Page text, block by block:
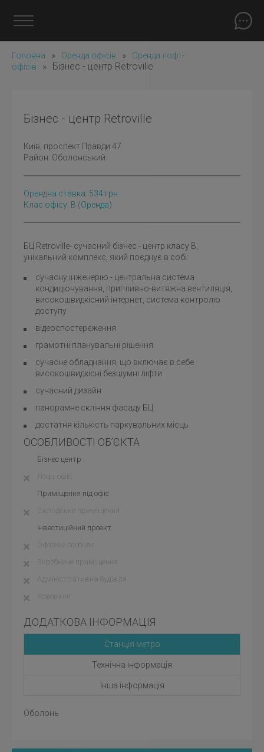
Головна » Оренда офісів »
Оренда лофт-
офісів
» Бізнес - центр Retroville
Бізнес - центр Retroville
Київ , проспект Правди 47
Район: Оболонський
Орендна ставка: 534 грн
Клас офісу: B (оренда)
БЦ Retroville- сучасний бізнес - центр класу B,
унікальний комплекс, який поєднує в собі:
сучасну інженерію - центральна система
кондиціонування, припливно-витяжна вентиляція,
високошвидкісний інтернет, система контролю
доступу
відеоспостереження
грамотні планувальні рішення
сучасне обладнання, що включає в себе
високошвидкісні безшумні ліфти
сучасний дизайн
панорамне скління фасаду БЦ
достатня кількість паркувальних місць
ОСОБЛИВОСТІ ОБ’ЄКТА
Бізнес центр
Лофт офіс
Приміщення під офіс
Складське приміщення
Інвестиційний проект
Офісний особняк
Виробниче приміщення
Адміністративна будівля
Коворкінг
ДОДАТКОВА ІНФОРМАЦІЯ
Станція метро
Технічна інформація
Інша інформація
Оболонь